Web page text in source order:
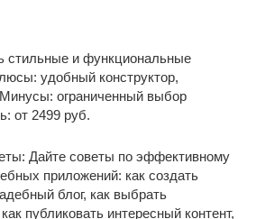
стильные и функциональные
удобный конструктор,
ограниченный выбор
от 2499 руб.
Дайте советы по эффективному
приложений: как создать
блог, как выбрать
публиковать интересный контент,